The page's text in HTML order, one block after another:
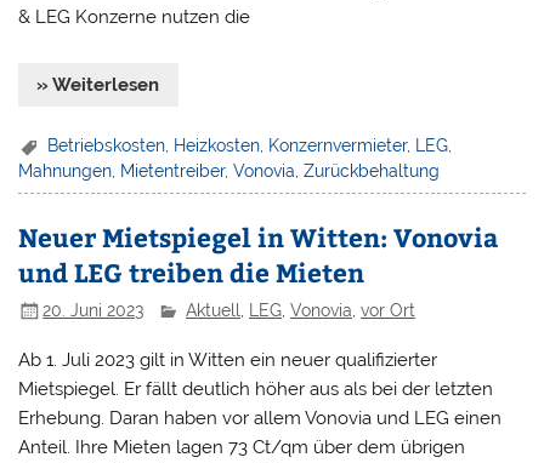
& LEG Konzerne nutzen die
» Weiterlesen
Betriebskosten Heizkosten Konzernvermieter, LEG
Mahnungen Mietentreiber,Vonovia ,Zurückbehaltung
Neuer Mietspiegel in Witten: Vonovia
und LEG treiben die Mieten
20. Juni 2023 Aktuell LEG ,Vonovia ,vor Ort
Ab 1. Juli 2023 gilt in Witten ein neuer qualifizierter
Mietspiegel. Er fällt deutlich höher aus als bei der letzten
Erhebung. Daran haben vor allem Vonovia und LEG einen
Anteil. Ihre Mieten lagen 73 Ct/qm über dem übrigen